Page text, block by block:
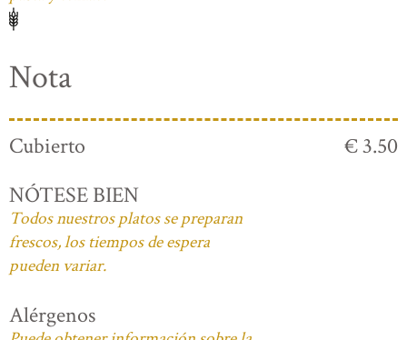
Nota
Cubierto
€ 3.50
NÓTESE BIEN
Todos nuestros platos se preparan
frescos, los tiempos de espera
pueden variar.
Alérgenos